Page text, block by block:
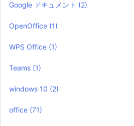
Google ドキュメント (2)
OpenOffice (1)
WPS Office (1)
Teams (1)
windows 10 (2)
office (71)